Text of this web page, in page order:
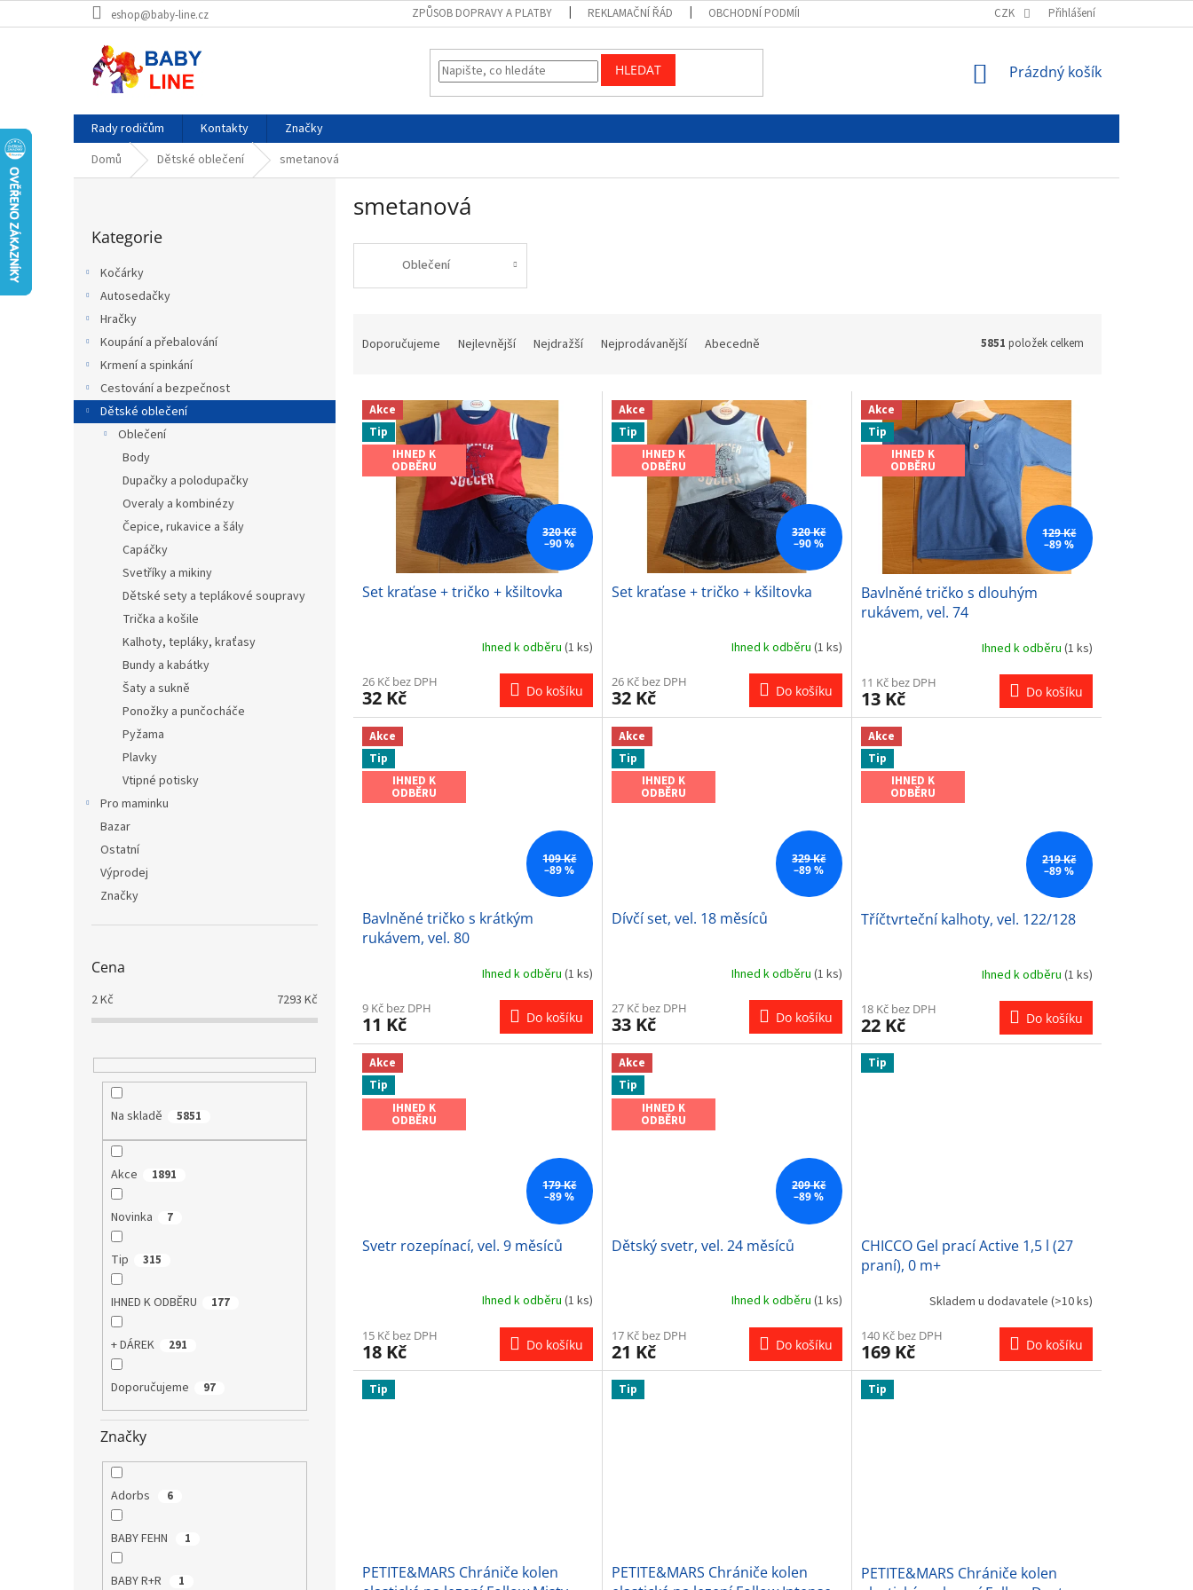
na
eshop@baby-line.cz ZPŮSOB DOPRAVY A PLATBY REKLAMAČNÍ ŘÁD OBCHODNÍ PODMÍNKY PODMÍNKY OCHRANY OSOBNÍCH ÚDAJŮ
CZK Přihlášení
HLEDAT
NÁKUPNÍ
Prázdný košík
Rady rodičům Kontakty
Značky
Domů
Dětské oblečení smetanová
n
e
kategorie
Kategorie
Kočárky
Autosedačky
Hračky
Koupání a přebalování
Krmení a spinkání
Cestování a bezpečnost
Dětské oblečení
Oblečení
Body
Dupačky a polodupačky
Overaly a kombinézy
Čepice, rukavice a šály
Capáčky
Svetříky a mikiny
Dětské sety a teplákové soupravy
Trička a košile
Kalhoty, tepláky, kraťasy
Bundy a kabátky
Šaty a sukně
Ponožky a punčocháče
Pyžama
Plavky
Vtipné potisky
Pro maminku
Bazar
Ostatní
Výprodej
Značky
Cena
2Kč 7293 Kč
Na skladě 5851
Akce 1891
Novinka 7
Tip 315
IHNED K ODBĚRU 177
+ DÁREK 291
Doporučujeme 97
Značky
Adorbs 6
BABY FEHN 1
BABY R+R 1
smetanová
Oblečení
n
p
o
Doporučujeme Nejlevnější Nejdražší Nejprodávanější Abecedně 5851 položek celkem
V
p
Akce
Tip
IHNED K
ODBĚRU
320 Kč
–90 %
Set kraťase + tričko + kšiltovka
Ihned k odběru (1 ks)
26 Kč bez DPH
32 Kč Do košíku
Akce
Tip
IHNED K
ODBĚRU
320 Kč
–90 %
Set kraťase + tričko + kšiltovka
Ihned k odběru (1 ks)
26 Kč bez DPH
32 Kč Do košíku
Akce
Tip
IHNED K
ODBĚRU
129 Kč
–89 %
Bavlněné tričko s dlouhým
rukávem, vel. 74
Ihned k odběru (1 ks)
11 Kč bez DPH
13 Kč Do košíku
Akce
Tip
IHNED K
ODBĚRU
109 Kč
–89 %
Bavlněné tričko s krátkým
rukávem, vel. 80
Ihned k odběru (1 ks)
9 Kč bez DPH
11 Kč Do košíku
Akce
Tip
IHNED K
ODBĚRU
329 Kč
–89 %
Dívčí set, vel. 18 měsíců
Ihned k odběru (1 ks)
27 Kč bez DPH
33 Kč Do košíku
Akce
Tip
IHNED K
ODBĚRU
219 Kč
–89 %
Tříčtvrteční kalhoty, vel. 122/128
Ihned k odběru (1 ks)
18 Kč bez DPH
22 Kč Do košíku
Akce
Tip
IHNED K
ODBĚRU
179 Kč
–89 %
Svetr rozepínací, vel. 9 měsíců
Ihned k odběru (1 ks)
15 Kč bez DPH
18 Kč Do košíku
Akce
Tip
IHNED K
ODBĚRU
209 Kč
–89 %
Dětský svetr, vel. 24 měsíců
Ihned k odběru (1 ks)
17 Kč bez DPH
21 Kč Do košíku
Tip
CHICCO Gel prací Active 1,5 l (27
praní), 0 m+
Skladem u dodavatele (>10 ks)
140 Kč bez DPH
169 Kč Do košíku
Tip
PETITE&MARS Chrániče kolen
Tip
PETITE&MARS Chrániče kolen
Tip
PETITE&MARS Chrániče kolen